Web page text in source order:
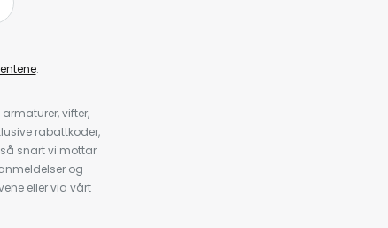
.
vifter,
rabattkoder,
snart vi mottar
og
eller via vårt